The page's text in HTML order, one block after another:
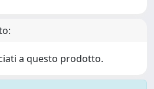
a questo prodotto.